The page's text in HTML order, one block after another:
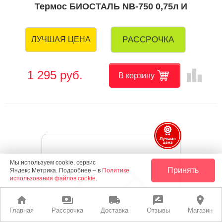
home
Главная
payments
Рассрочка
local_shipping
Доставка
rate_review
Отзывы
place
Магазин
Термос БИОСТАЛЬ NB-750 0,75л И
ЛУЧШАЯ ЦЕНА РАССРОЧКА
1 295 руб. В корзину leaderboard
Мы используем cookie, сервис
Яндекс.Метрика. Подробнее – в Политике
использования файлов cookie.
Принять